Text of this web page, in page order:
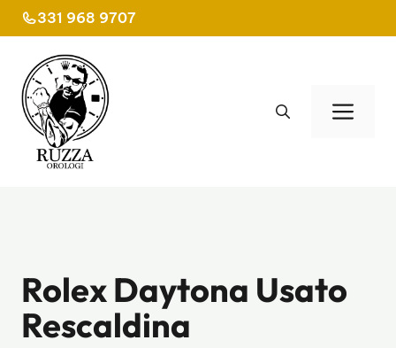
al
contenuto
331 968 9707
Rolex Daytona Usato
Rescaldina